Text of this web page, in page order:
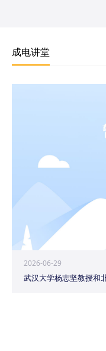
成电讲堂
2026-06-29
武汉大学杨志坚教授和